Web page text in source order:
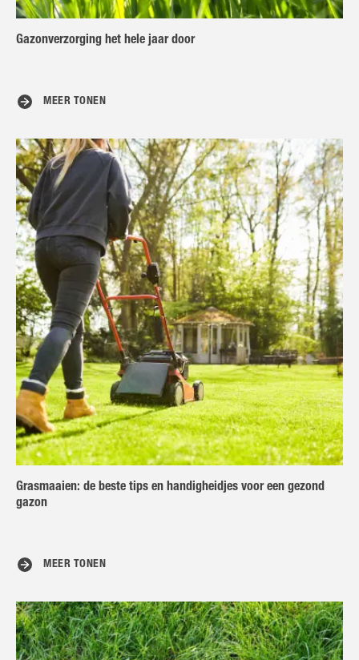
Gazonverzorging het hele jaar door
MEER TONEN
Grasmaaien: de beste tips en handigheidjes voor een gezond
gazon
MEER TONEN